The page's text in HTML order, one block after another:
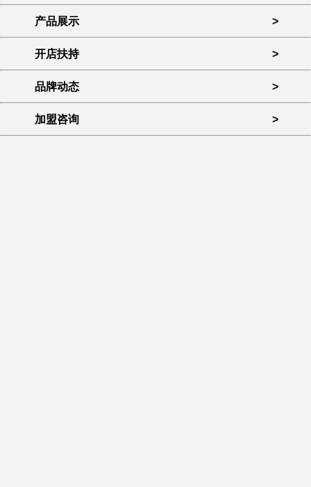
产品展示 >
开店扶持 >
品牌动态 >
加盟咨询 >